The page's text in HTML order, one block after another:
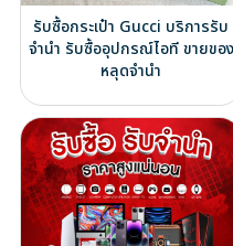
รับซื้อกระเป๋า Gucci บริการรับ
จำนำ รับซื้ออุปกรณ์ไอที ขายของ
หลุดจำนำ